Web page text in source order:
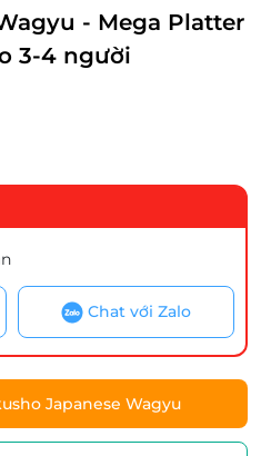
- Mega Platter
3-4 người
Chat với Zalo
Japanese Wagyu